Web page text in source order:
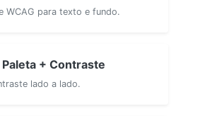
WCAG para texto e fundo.
+ Contraste
lado a lado.